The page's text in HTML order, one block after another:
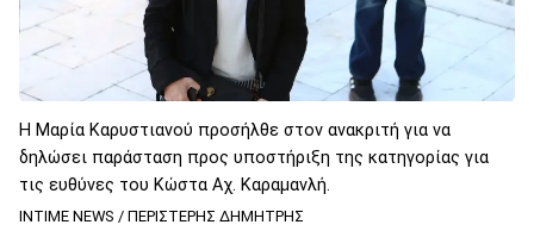
Η Μαρία Καρυστιανού προσήλθε στον ανακριτή για να
δηλώσει παράσταση προς υποστήριξη της κατηγορίας για
τις ευθύνες του Κώστα Αχ. Καραμανλή.
INTIME NEWS / ΠΕΡΙΣΤΕΡΗΣ ΔΗΜΗΤΡΗΣ